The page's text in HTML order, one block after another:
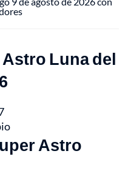
Luna del
Astro